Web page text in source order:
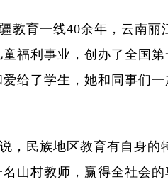
教育一线40余年，云南丽
福利事业，创办了全国
给了学生，她和同事们一
，民族地区教育有自身的
山村教师，赢得全社会的